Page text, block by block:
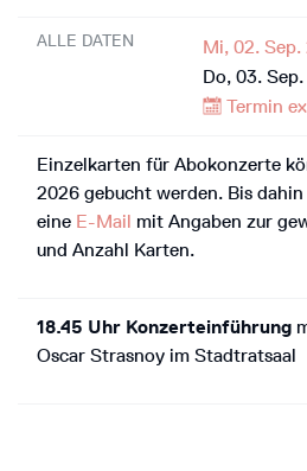
ALLE DATEN
Mi, 02. Sep.
Do, 03.
Termin
Einzelkarten für Abokonzerte
2026 gebucht werden. Bis
eine E-Mail mit Angaben zur
und Anzahl Karten.
18.45 Uhr Konzerteinführung
Oscar Strasnoy im Stadtratsaal